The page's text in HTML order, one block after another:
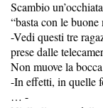
Scambio
“basta con le
-Vedi questi tre
prese dalle
Non muove la
-In effetti, in quelle
… -